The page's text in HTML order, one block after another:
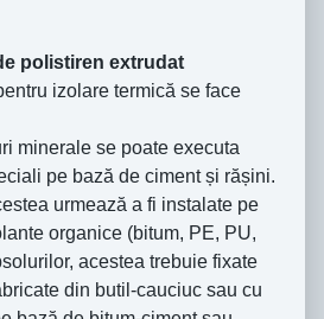
polistiren extrudat
izolare termică se face
minerale se poate executa
pe bază de ciment și rășini.
urmează a fi instalate pe
organice (bitum, PE, PU,
acestea trebuie fixate
din butil-cauciuc sau cu